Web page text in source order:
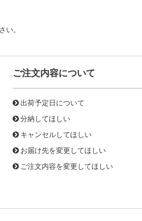
い。
ご注文内容について
出荷予定日について
分納してほしい
キャンセルしてほしい
お届け先を変更してほしい
ご注文内容を変更してほしい